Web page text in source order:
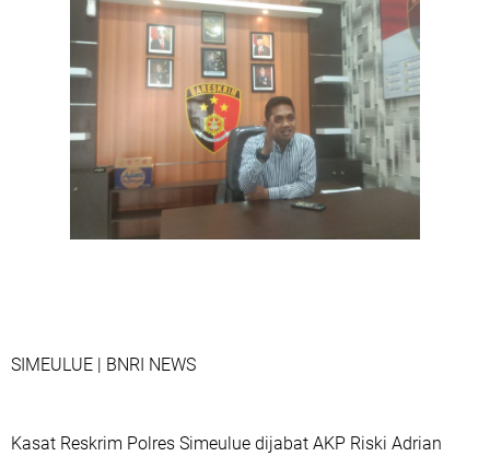
SIMEULUE | BNRI NEWS
Kasat Reskrim Polres Simeulue dijabat AKP Riski Adrian